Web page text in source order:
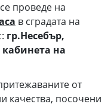
проведе на
в сградата на
гр.Несебър,
кабинета на
от
качества, посочени